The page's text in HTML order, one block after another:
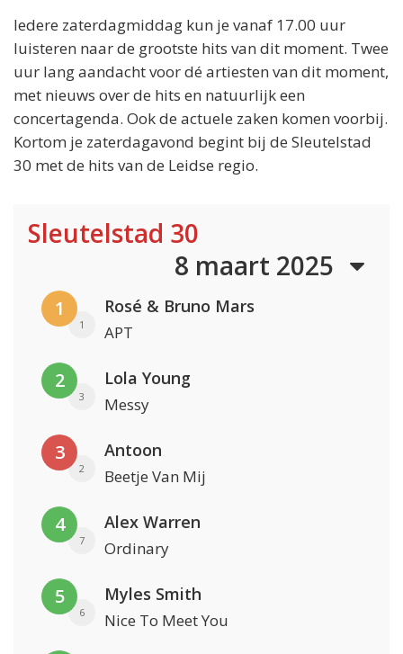
Iedere zaterdagmiddag kun je vanaf 17.00 uur
luisteren naar de grootste hits van dit moment. Twee
uur lang aandacht voor dé artiesten van dit moment,
met nieuws over de hits en natuurlijk een
concertagenda. Ook de actuele zaken komen voorbij.
Kortom je zaterdagavond begint bij de Sleutelstad
30 met de hits van de Leidse regio.
Sleutelstad 30
8 maart 2025
1
1
Rosé & Bruno Mars
APT
2
3
Lola Young
Messy
3
2
Antoon
Beetje Van Mij
4
7
Alex Warren
Ordinary
5
6
Myles Smith
Nice To Meet You